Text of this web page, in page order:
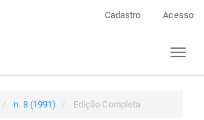
Cadastro Acesso
Toggle
n. 8 (1991) Edição Completa